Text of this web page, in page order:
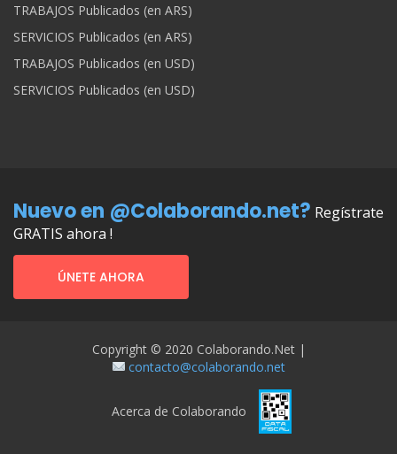
TRABAJOS Publicados (en ARS)
SERVICIOS Publicados (en ARS)
TRABAJOS Publicados (en USD)
SERVICIOS Publicados (en USD)
Nuevo en @Colaborando.net? Regístrate
GRATIS ahora !
ÚNETE AHORA
Copyright © 2020 Colaborando.net |
contacto@colaborando.net
Acerca de Colaborando